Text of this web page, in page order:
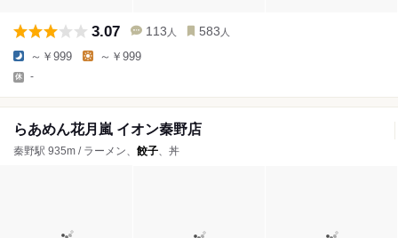
3.07 113 人 583 人
～￥999 ～￥999
-
らあめん花月嵐 イオン秦野店
秦野駅 935m / ラーメン、 餃子、丼